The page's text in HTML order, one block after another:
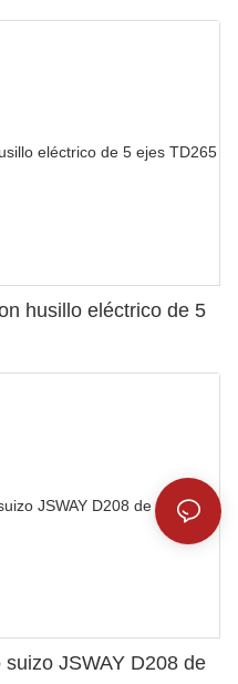
husillo eléctrico de 5
JSWAY D208 de